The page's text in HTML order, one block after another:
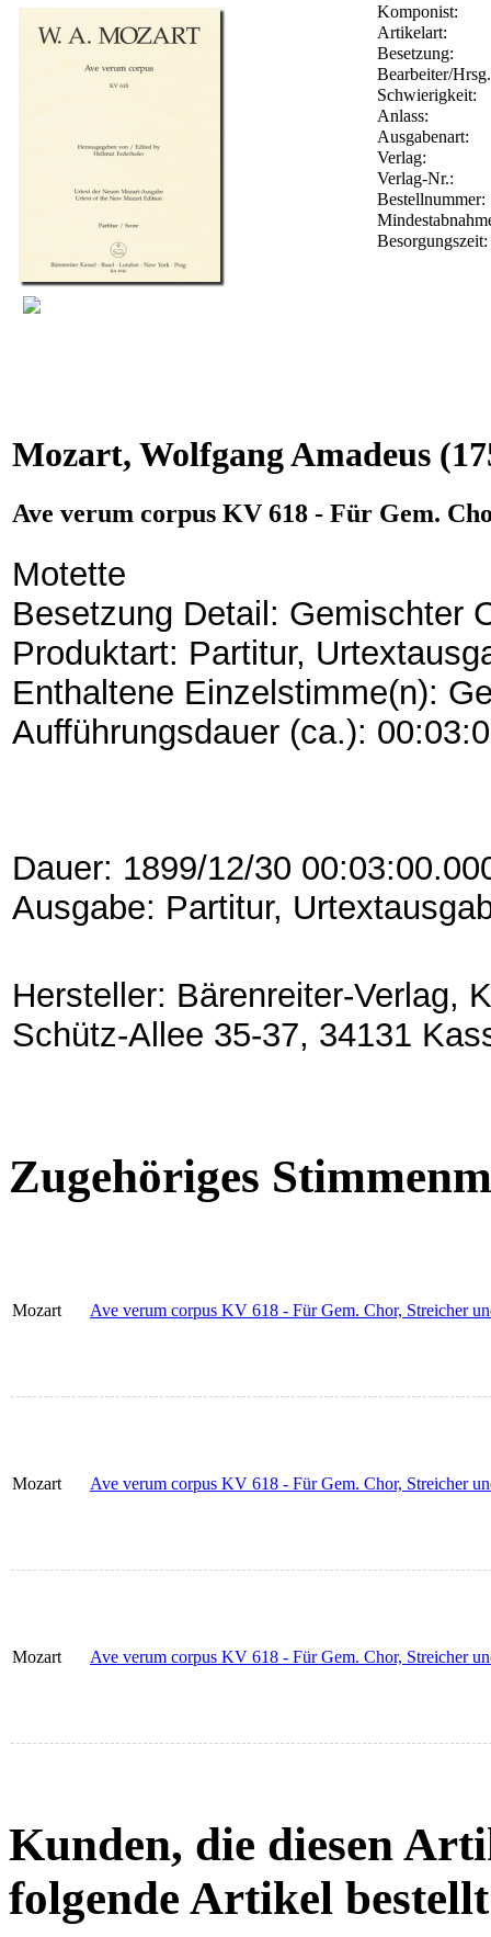
Komponist:
Artikelart:
Besetzung:
Bearbeiter/
Schwierigkeit:
Anlass:
Ausgabenart:
Verlag:
Verlag-Nr.:
Besorgungszeit:
Mozart, Wolfgang Amadeus
Ave verum corpus KV 618 - Für Gem.
Motette
Besetzung Detail: Gemischter
Produktart: Partitur,
Enthaltene Einzelstimme(n):
Aufführungsdauer (ca.):
Dauer: 1899/12/30
Ausgabe: Partitur,
Hersteller: Bärenreiter-Verlag,
Schütz-Allee 35-37, 34131
Zugehöriges
Mozart Ave verum corpus KV 618 - Für Gem. Chor, Streicher
Mozart Ave verum corpus KV 618 - Für Gem. Chor, Streicher
Mozart Ave verum corpus KV 618 - Für Gem. Chor, Streicher
Kunden, die diesen
folgende Artikel